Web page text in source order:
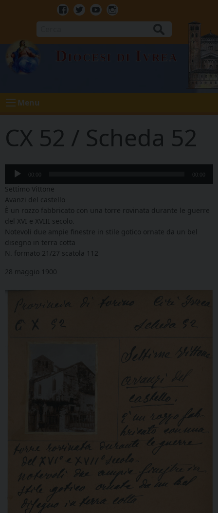
Facebook
TwitterYoutubeInstagram
Diocesi di Ivrea
Menu
CX 52 / Scheda 52
Audio
Player
00:00 00:00
Settimo Vittone
Avanzi del castello
È un rozzo fabbricato con una torre rovinata durante le guerre
del XVI e XVIII secolo.
Notevoli due ampie finestre in stile gotico ornate da un bel
disegno in terra cotta
N. formato 21/27 scatola 112
28 maggio 1900